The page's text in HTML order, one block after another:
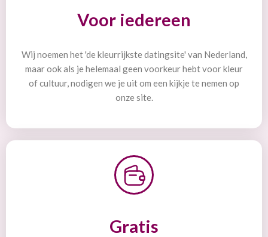
Voor iedereen
Wij noemen het 'de kleurrijkste datingsite' van Nederland,
maar ook als je helemaal geen voorkeur hebt voor kleur
of cultuur, nodigen we je uit om een kijkje te nemen op
onze site.
Gratis